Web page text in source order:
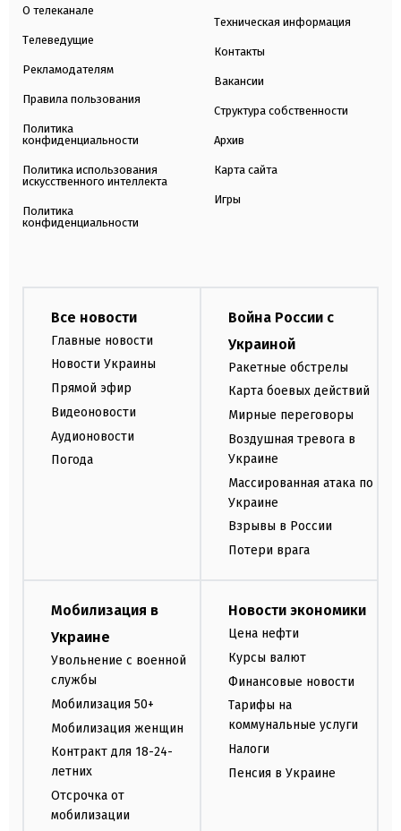
О телеканале
Телеведущие
Рекламодателям
Правила пользования
Политика
конфиденциальности
Политика использования
искусственного интеллекта
Политика
конфиденциальности
Техническая информация
Контакты
Вакансии
Структура собственности
Архив
Карта сайта
Игры
Все новости
Главные новости
Новости Украины
Прямой эфир
Видеоновости
Аудионовости
Погода
Война России с
Украиной
Ракетные обстрелы
Карта боевых действий
Мирные переговоры
Воздушная тревога в
Украине
Массированная атака по
Украине
Взрывы в России
Потери врага
Мобилизация в
Украине
Увольнение с военной
службы
Мобилизация 50+
Мобилизация женщин
Контракт для 18-24-
летних
Отсрочка от
мобилизации
Новости экономики
Цена нефти
Курсы валют
Финансовые новости
Тарифы на
коммунальные услуги
Налоги
Пенсия в Украине